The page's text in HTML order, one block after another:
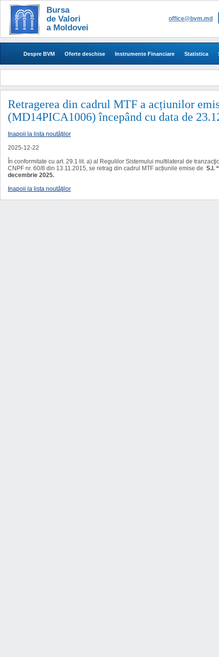
Bursa
de Valori
a Moldovei
office@bvm.md
Despre BVM Oferte deschise Instrumente Financiare Statistica
Retragerea din cadrul MTF a acțiunilor
(MD14PICA1006) începând cu data de
Inapoii la lista noutăţilor
2025-12-22
În conformitate cu art. 29.1 lit. a) al Regulilor Sistemului multilateral de
CNPF nr. 60/8 din 13.11.2015, se retrag din cadrul MTF acțiunile emise de S.I.
decembrie 2025.
Inapoii la lista noutăţilor